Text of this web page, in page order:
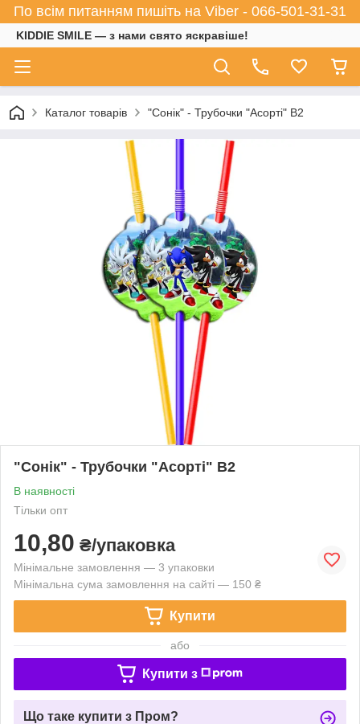
По всім питанням пишіть на Viber - 066-501-31-31
KIDDIE SMILE — з нами свято яскравіше!
Каталог товарів "Сонік" - Трубочки "Асорті" В2
"Сонік" - Трубочки "Асорті" В2
В наявності
Тільки опт
10,80 ₴/упаковка
Мінімальне замовлення — 3 упаковки
Мінімальна сума замовлення на сайті — 150 ₴
Купити
або
Купити з
Що таке купити з Пром?